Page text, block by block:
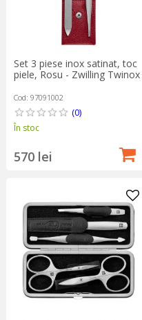
Set 3 piese inox satinat, toc
piele, Rosu - Zwilling Twinox
Cod: 97091002
(0)
În stoc
570 lei